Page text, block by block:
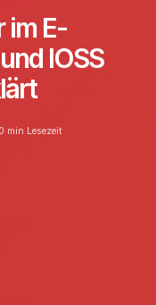
im E-
IOSS
min Lesezeit